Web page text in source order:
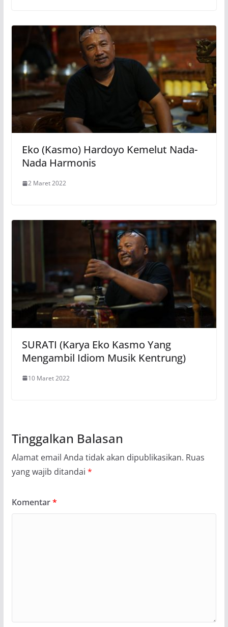
Eko (Kasmo) Hardoyo Kemelut Nada-
Nada Harmonis
2 Maret 2022
SURATI (Karya Eko Kasmo Yang
Mengambil Idiom Musik Kentrung)
10 Maret 2022
Tinggalkan Balasan
Alamat email Anda tidak akan dipublikasikan. Ruas
yang wajib ditandai *
Komentar*